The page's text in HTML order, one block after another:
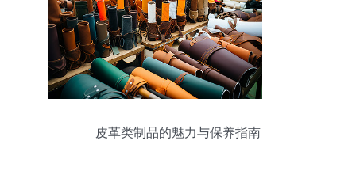
皮革类制品的魅力与保养指南